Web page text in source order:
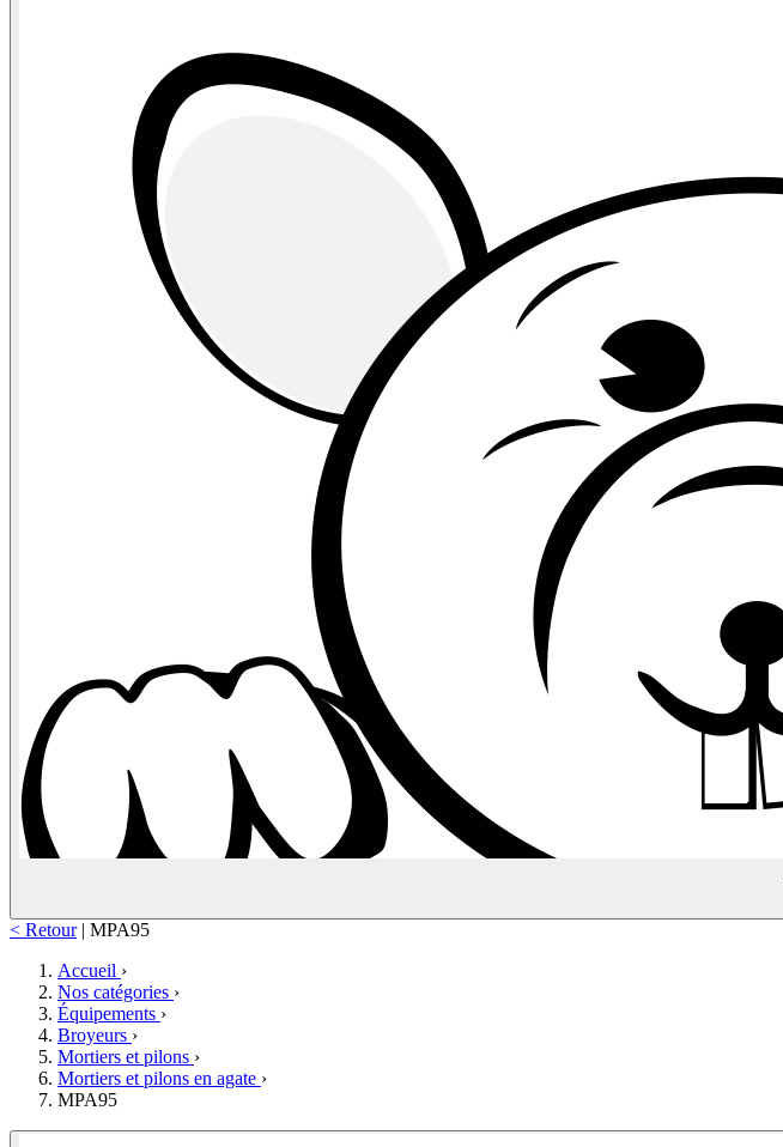
< Retour | MPA95
Accueil ›
Nos catégories ›
Équipements ›
Broyeurs ›
Mortiers et pilons ›
Mortiers et pilons en agate ›
MPA95